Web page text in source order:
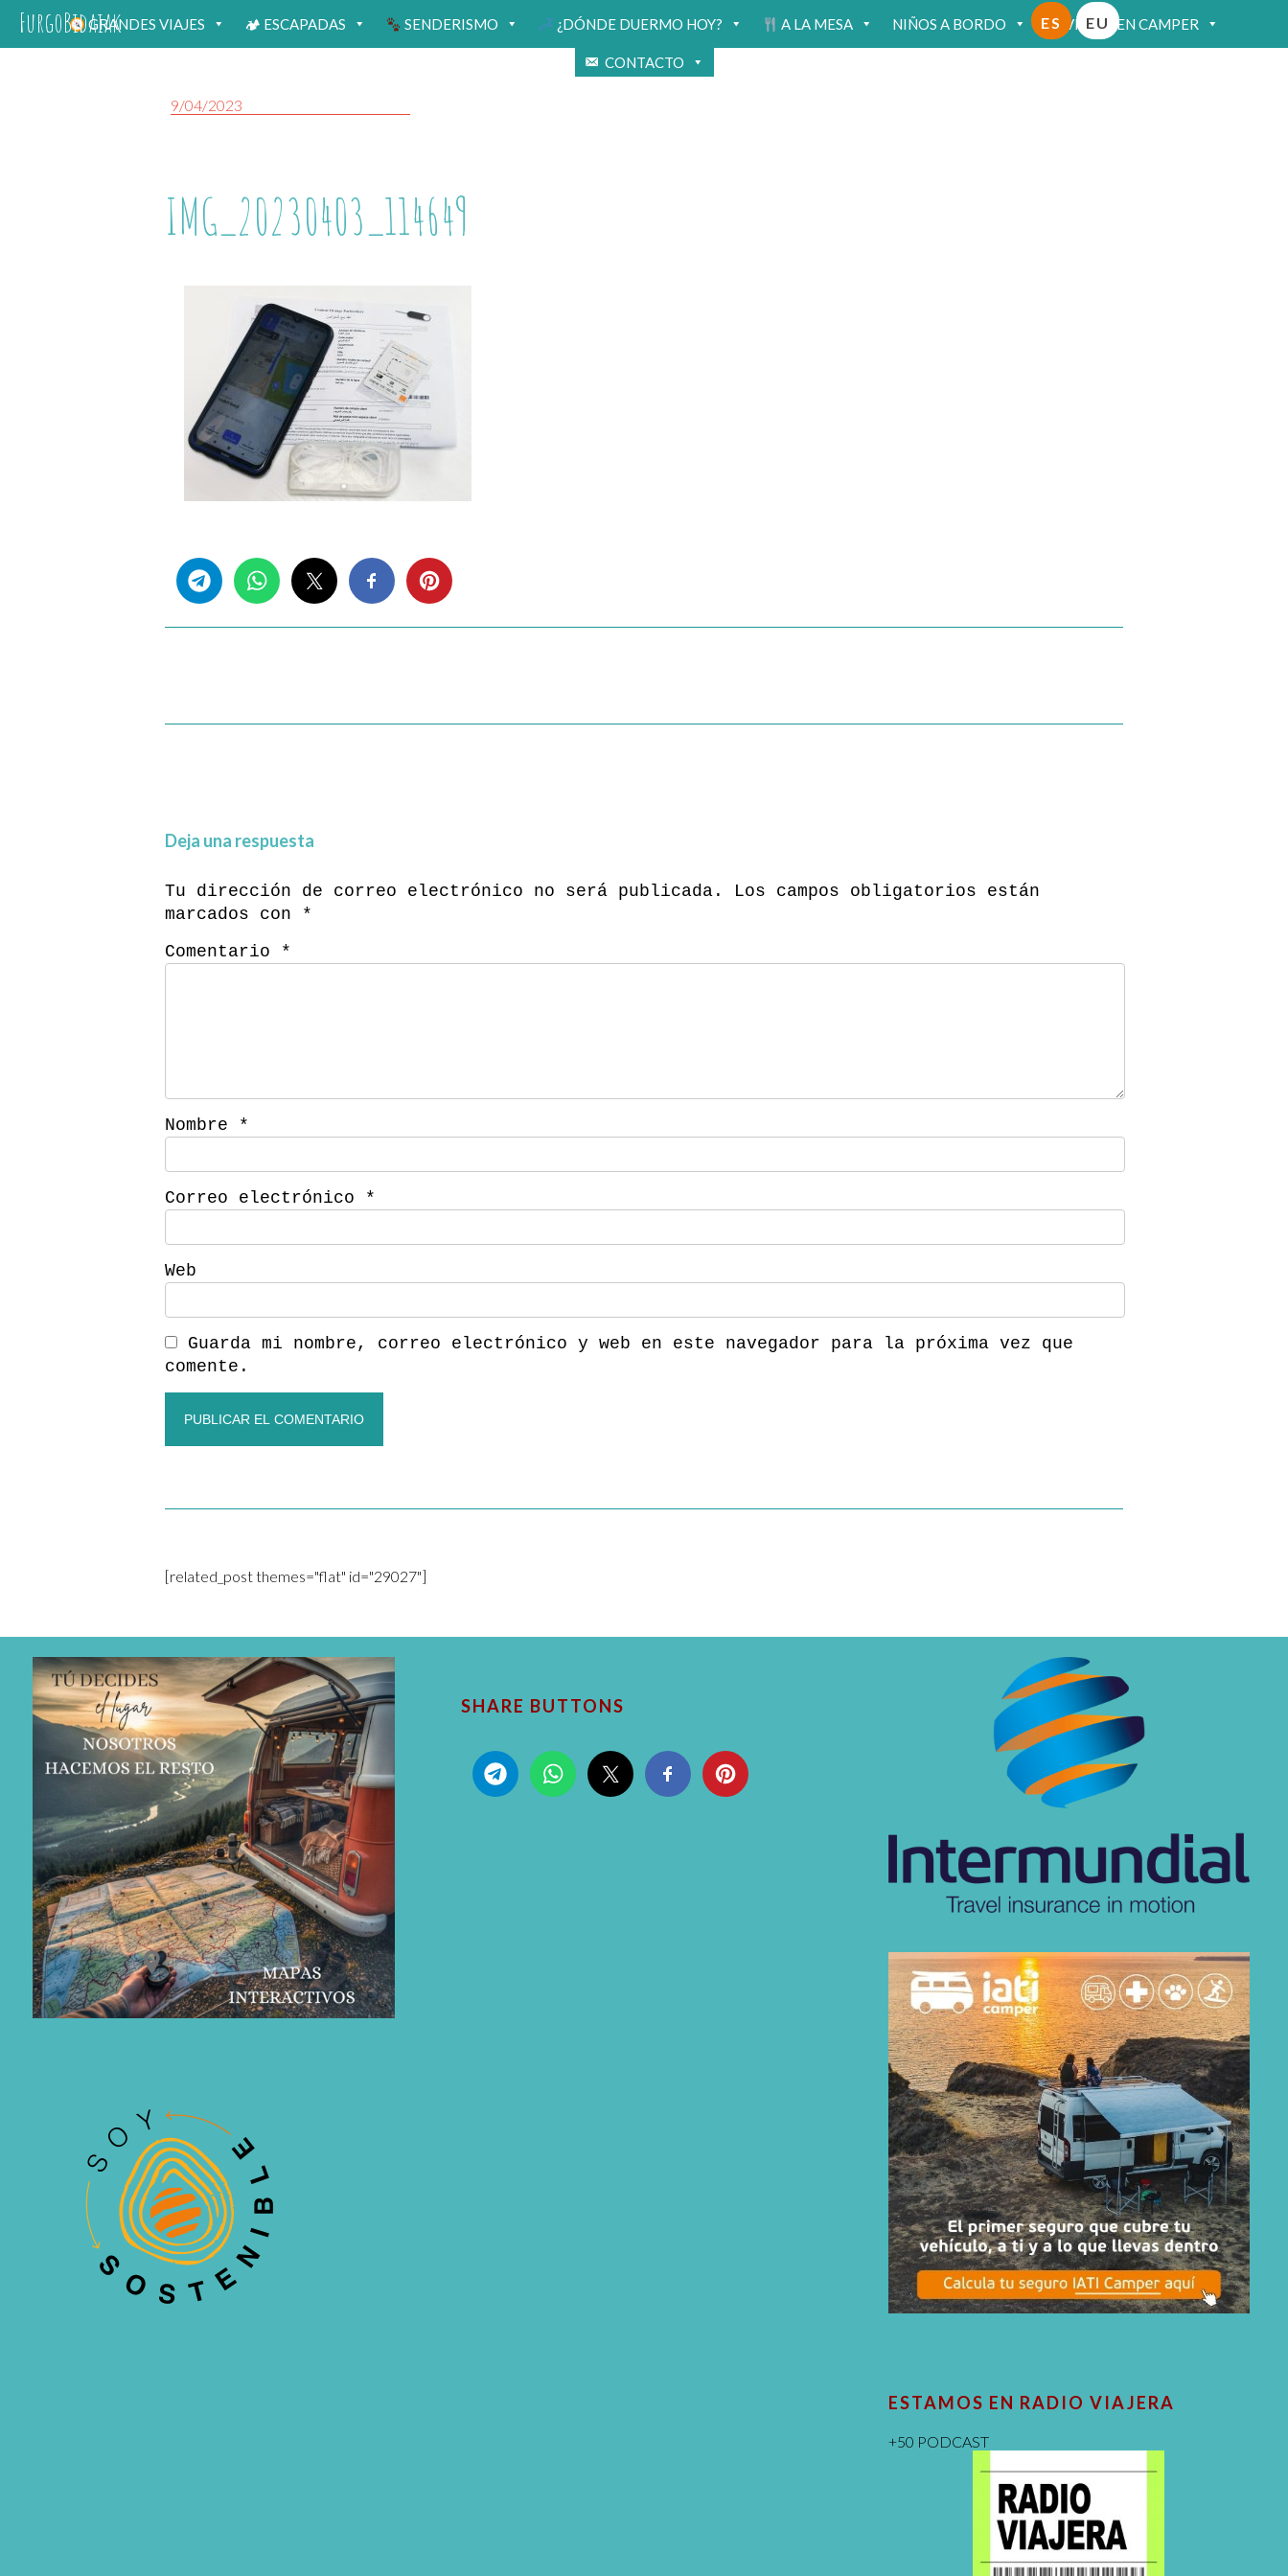
FurgoBidaiakGRANDES VIAJES 🏕 ESCAPADAS SENDERISMO ¿DÓNDE DUERMO HOY? A LA MESA NIÑOS A BORDO VIAJAR EN CAMPER
CONTACTO
ES EU
9/04/2023
IMG_20230403_114649
Deja una respuesta
Tu dirección de correo electrónico no será publicada.
Los campos obligatorios están
marcados con *
Comentario *
Nombre *
Correo electrónico *
Web
Guarda mi nombre, correo electrónico y web en este navegador para la próxima vez que
comente.
[related_post themes="flat" id="29027"]
SHARE BUTTONS
ESTAMOS EN RADIO VIAJERA
+50 PODCAST